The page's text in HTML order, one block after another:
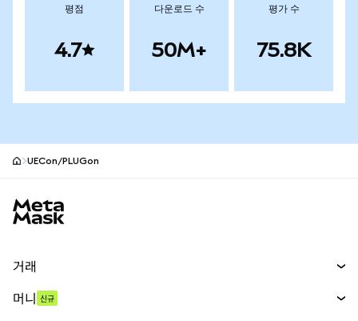
평점
4.7
다운로드 수
50M+
평가 수
75.8K
UECon/PLUGon
거래
머니 신규